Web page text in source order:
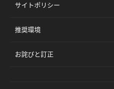
サイトポリシー
推奨環境
お詫びと訂正